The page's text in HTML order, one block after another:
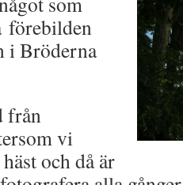
förebilden
i Bröderna
från
vi
och då är